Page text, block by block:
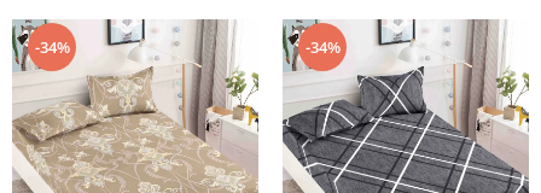
-34% -34%